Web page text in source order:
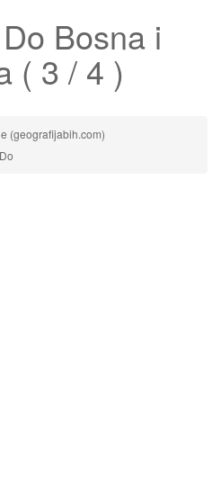
Bosna i
( 3 / 4 )
(geografijabih.com)